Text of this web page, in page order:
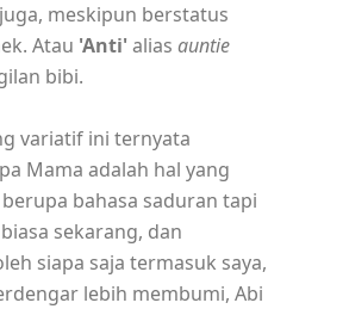
meskipun berstatus
Atau 'Anti'alias auntie
bibi.
variatif ini ternyata
Mama adalah hal yang
bahasa saduran tapi
sekarang, dan
siapa saja termasuk saya,
lebih membumi, Abi